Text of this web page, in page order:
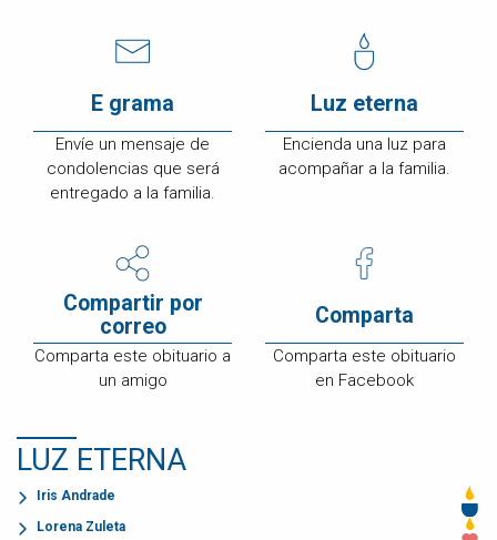
E grama
Envíe un mensaje de
condolencias que será
entregado a la familia.
Luz eterna
Encienda una luz para
acompañar a la familia.
Compartir por
correo
Comparta este obituario a
un amigo
Comparta
Comparta este obituario
en Facebook
LUZ ETERNA
Iris Andrade
Lorena Zuleta